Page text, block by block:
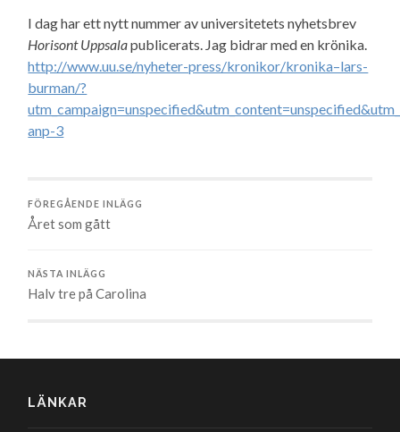
I dag har ett nytt nummer av universitetets nyhetsbrev
Horisont Uppsalapublicerats. Jag bidrar med en krönika.
http://www.uu.se/nyheter-press/kronikor/kronika–lars-
burman/?
anp-3
FÖREGÅENDE INLÄGG
Året som gått
NÄSTA INLÄGG
Halv tre på Carolina
LÄNKAR